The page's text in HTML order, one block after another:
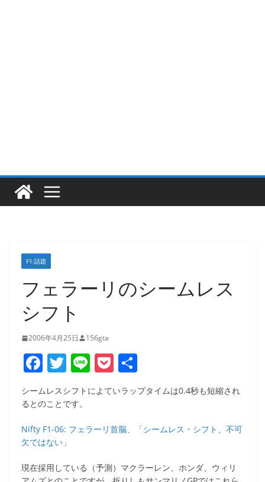
F1:話題
フェラーリのシームレス
シフト
2006年4月25日 156gta
F
a
c
e
b
o
o
T
w
itt
er
Li
n
e
P
o
ck
et
有
シームレスシフトによていラップタイムは0.4秒も短縮され
るとのことです。
Nifty F1-06: フェラーリ首脳、「シームレス・シフト、不可
欠ではない」
現在採用している（予測）マクラーレン、ホンダ、ウィリ